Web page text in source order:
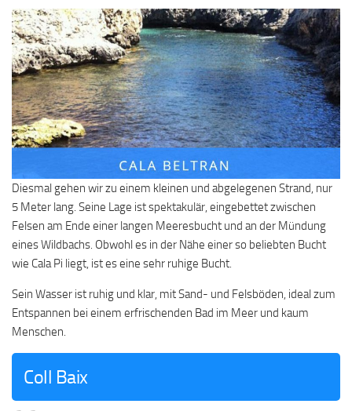
Diesmal gehen wir zu einem kleinen und abgelegenen Strand, nur
5 Meter lang. Seine Lage ist spektakulär, eingebettet zwischen
Felsen am Ende einer langen Meeresbucht und an der Mündung
eines Wildbachs. Obwohl es in der Nähe einer so beliebten Bucht
wie Cala Pi liegt, ist es eine sehr ruhige Bucht.
Sein Wasser ist ruhig und klar, mit Sand- und Felsböden, ideal zum
Entspannen bei einem erfrischenden Bad im Meer und kaum
Menschen.
Coll Baix